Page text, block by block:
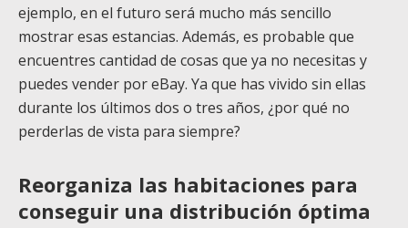
ejemplo, en el futuro será mucho más sencillo
mostrar esas estancias. Además, es probable que
encuentres cantidad de cosas que ya no necesitas y
puedes vender por eBay. Ya que has vivido sin ellas
durante los últimos dos o tres años, ¿por qué no
perderlas de vista para siempre?
Reorganiza las habitaciones para
conseguir una distribución óptima